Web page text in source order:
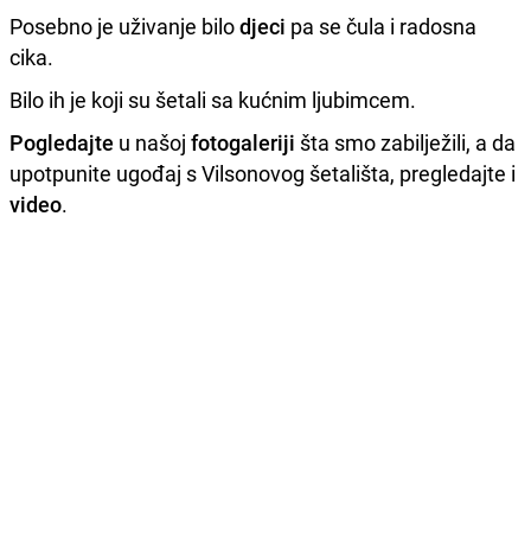
Posebno je uživanje bilodjeci pa se čula i radosna
cika.
Bilo ih je koji su šetali sa kućnim ljubimcem.
Pogledajte u našoj fotogaleriji šta smo zabilježili, a da
upotpunite ugođaj s Vilsonovog šetališta, pregledajte i
video.